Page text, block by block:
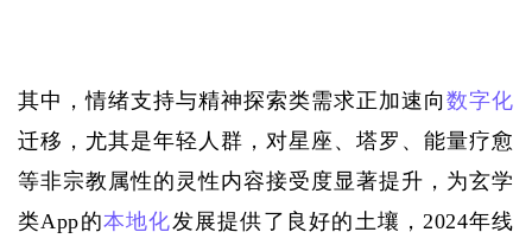
其中，情绪支持与精神探索类需求正加速向数字化
迁移，尤其是年轻人群，对星座、塔罗、能量疗愈
等非宗教属性的灵性内容接受度显著提升，为玄学
类App的本地化发展提供了良好的土壤，2024年线